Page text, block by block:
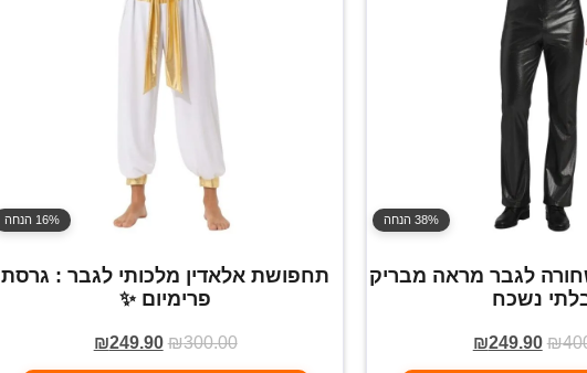
38% הנחה
לגבר מראה מבריק
נשכח
₪
₪249.90
16% הנחה
תחפושת אלאדין מלכותי לגבר : גרסת
פרימיום ✨
₪300.00
₪249.90